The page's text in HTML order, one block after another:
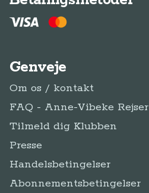
Genveje
Om os / kontakt
FAQ - Anne-Vibeke Rejser
Tilmeld dig Klubben
Presse
Handelsbetingelser
Abonnementsbetingelser